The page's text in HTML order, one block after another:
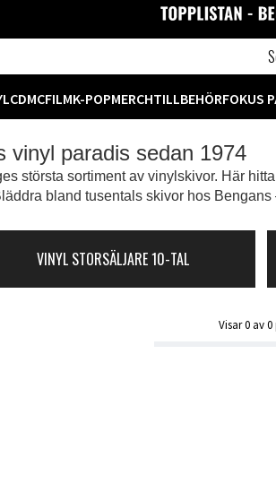
CDMCFILMK-POPMERCHTILLBEHÖRFOKUS
vinyl paradis sedan 1974
största sortiment av vinylskivor. Här
bland tusentals skivor hos
VINYL STORSÄLJARE 10-TAL
Visar0 av0